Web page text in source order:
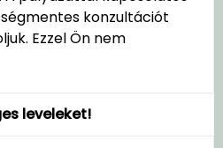
konzultációt
Ezzel Ön nem
leveleket!